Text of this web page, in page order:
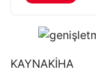
KAYNAKİHA